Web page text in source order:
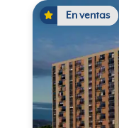
En ventas